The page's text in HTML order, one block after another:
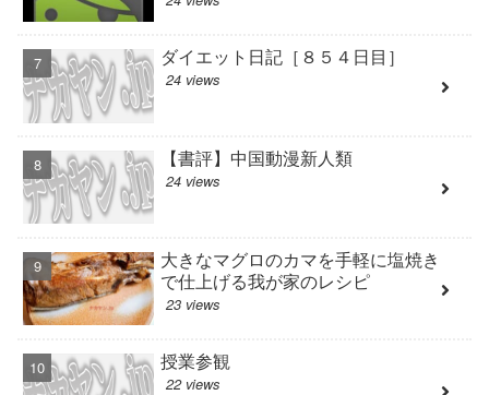
ダイエット日記［８５４日目］
24 views
【書評】中国動漫新人類
24 views
大きなマグロのカマを手軽に塩焼き
で仕上げる我が家のレシピ
23 views
授業参観
22 views